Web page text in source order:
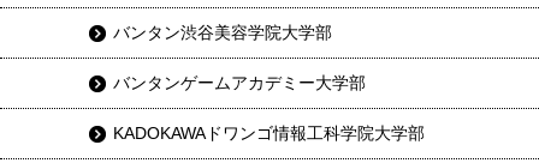
バンタン渋谷美容学院大学部
バンタンゲームアカデミー大学部
KADOKAWAドワンゴ情報工科学院大学部